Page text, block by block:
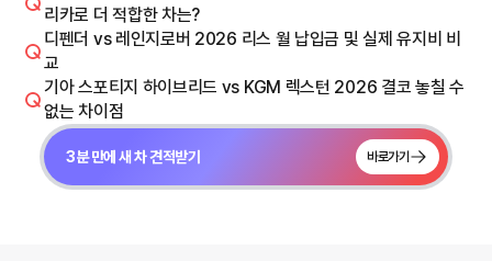
리카로 더 적합한 차는?
디펜더 vs 레인지로버 2026 리스 월 납입금 및 실제 유지비 비
교
기아 스포티지 하이브리드 vs KGM 렉스턴 2026 결코 놓칠 수
없는 차이점
3분 만에 새 차 견적받기 바로가기